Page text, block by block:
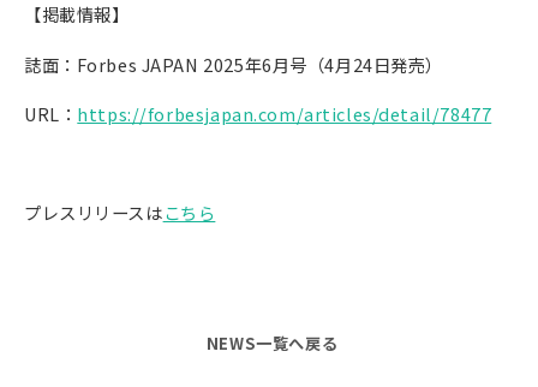
【掲載情報】
誌面：Forbes JAPAN 2025年6月号（4月24日発売）
URL： https://forbesjapan.com/articles/detail/78477
プレスリリースはこちら
NEWS一覧へ戻る